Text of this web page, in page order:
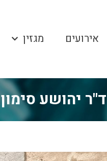
אירועים מגזין
ד"ר יהושע סימון